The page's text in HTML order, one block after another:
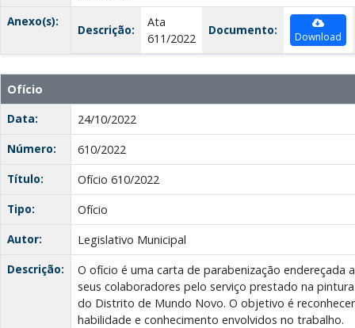
Anexo(s):
Descrição:
Ata
611/2022
Documento: Download
Ofício
Data:
24/10/2022
Número:
610/2022
Título:
Ofício 610/2022
Tipo:
Ofício
Autor:
Legislativo Municipal
Descrição:
O ofício é uma carta de parabenização endereçada
seus colaboradores pelo serviço prestado na
do Distrito de Mundo Novo. O objetivo é
habilidade e conhecimento envolvidos no trabalho.